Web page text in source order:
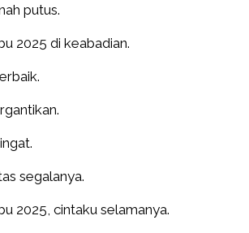
putus.
2025 di keabadian.
segalanya.
2025, cintaku selamanya.